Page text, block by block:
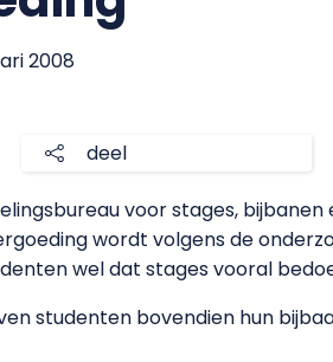
2008
deel
voor stages,
wordt volgens de
wel dat stages vooral
studenten bovendien hun